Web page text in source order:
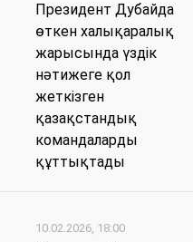
Президент Дубайда
өткен халықаралық
жарысында үздік
нәтижеге қол
жеткізген
қазақстандық
командаларды
құттықтады
10.02.2026, 18:00